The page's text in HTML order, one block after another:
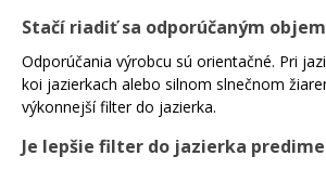
Stačí riadiť sa odporúčaným
Odporúčania výrobcu sú orientačné. Pri
koi jazierkach alebo silnom slnečnom
výkonnejší filter do jazierka.
Je lepšie filter do jazierka